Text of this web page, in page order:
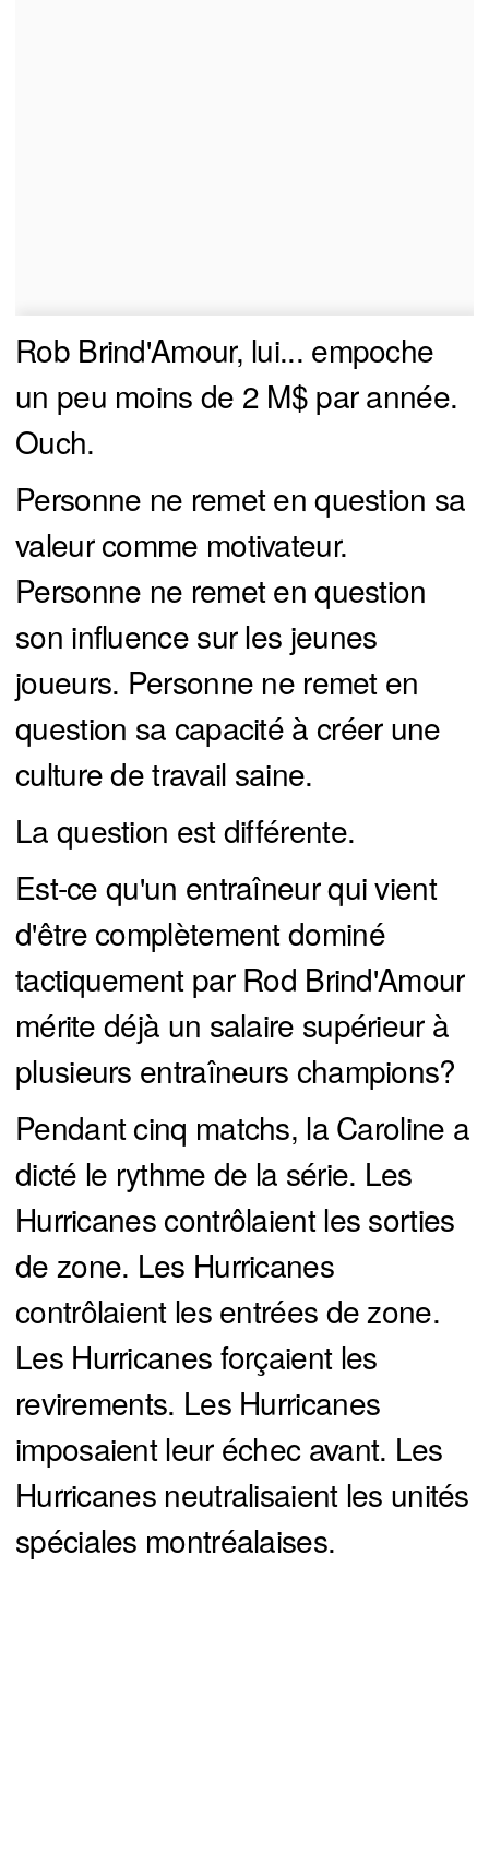
Rob Brind'Amour, lui... empoche
un peu moins de 2 M$ par année.
Ouch.
Personne ne remet en question sa
valeur comme motivateur.
Personne ne remet en question
son influence sur les jeunes
joueurs. Personne ne remet en
question sa capacité à créer une
culture de travail saine.
La question est différente.
Est-ce qu'un entraîneur qui vient
d'être complètement dominé
tactiquement par Rod Brind'Amour
mérite déjà un salaire supérieur à
plusieurs entraîneurs champions?
Pendant cinq matchs, la Caroline a
dicté le rythme de la série. Les
Hurricanes contrôlaient les sorties
de zone. Les Hurricanes
contrôlaient les entrées de zone.
Les Hurricanes forçaient les
revirements. Les Hurricanes
imposaient leur échec avant. Les
Hurricanes neutralisaient les unités
spéciales montréalaises.